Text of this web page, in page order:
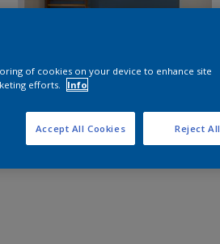
of cookies on your device to enhance site
efforts.
Info
Reject All
Accept All Cookies